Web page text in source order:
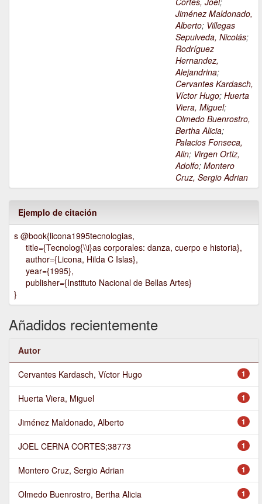
Jiménez Maldonado,
Alberto; Villegas
Sepulveda, Nicolás;
Rodríguez
Hernandez,
Alejandrina;
Cervantes Kardasch,
Víctor Hugo; Huerta
Viera, Miguel;
Olmedo Buenrostro,
Bertha Alicia;
Palacios Fonseca,
Alin; Virgen Ortiz,
Adolfo; Montero
Cruz, Sergio Adrian
Ejemplo de citación
s @book{licona1995tecnologias,
title={Tecnolog{\\i}as corporales: danza, cuerpo e historia},
author={Licona, Hilda C Islas},
year={1995},
publisher={Instituto Nacional de Bellas Artes}
}
Añadidos recientemente
Autor
1
Cervantes Kardasch, Víctor Hugo
1
Huerta Viera, Miguel
1
Jiménez Maldonado, Alberto
1
JOEL CERNA CORTES;38773
1
Montero Cruz, Sergio Adrian
1
Olmedo Buenrostro, Bertha Alicia